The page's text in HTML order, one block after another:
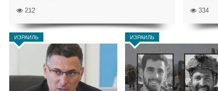
212 334
ИЗРАИЛЬ ИЗРАИЛЬ